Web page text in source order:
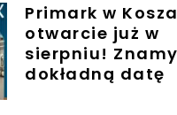
Primark w
otwarcie już w
sierpniu! Znamy
dokładną datę